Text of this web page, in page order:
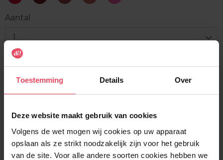
Toestemming Details Over
Deze website maakt gebruik van cookies
Volgens de wet mogen wij cookies op uw apparaat
opslaan als ze strikt noodzakelijk zijn voor het gebruik
van de site. Voor alle andere soorten cookies hebben we
Glorious
Red
Shiny ConfidentBrilliantVIP
Aantal
1
Levering
Voorradig
In winkelmandje
Gratis retour in je winkelpunt